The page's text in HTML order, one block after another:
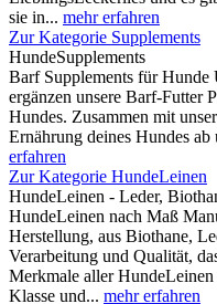
sie in... mehr erfahren
Zur Kategorie Supplements
HundeSupple­ments
Barf Supplements für
ergänzen unsere Barf-Futter
Hundes. Zusammen mit
Ernährung deines Hundes
erfahren
Zur Kategorie HundeLeinen
HundeLeinen - Leder,
HundeLeinen nach Maß
Herstellung, aus Biothane,
Verarbeitung und Qualität,
Merkmale aller
Klasse und... mehr erfahren